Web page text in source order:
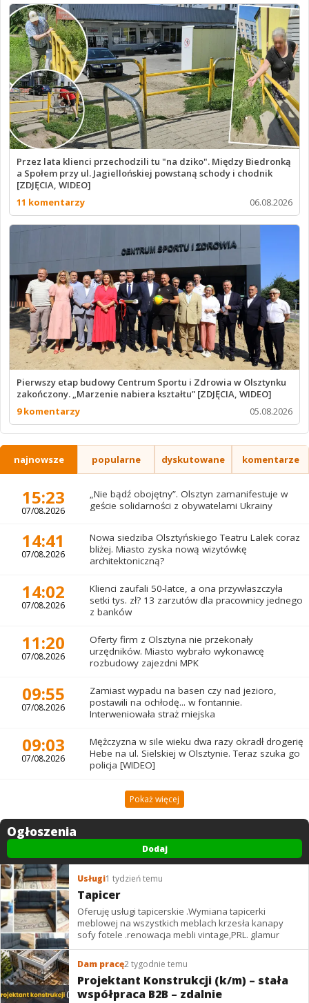
Przez lata klienci przechodzili tu "na dziko". Między Biedronką
a Społem przy ul. Jagiellońskiej powstaną schody i chodnik
[ZDJĘCIA, WIDEO]
11 komentarzy
06.08.2026
Pierwszy etap budowy Centrum Sportu i Zdrowia w Olsztynku
zakończony. „Marzenie nabiera kształtu” [ZDJĘCIA, WIDEO]
9 komentarzy
05.08.2026
najnowsze popularne dyskutowane komentarze
15:23
07/08.2026
„Nie bądź obojętny”. Olsztyn zamanifestuje w
geście solidarności z obywatelami Ukrainy
14:41
07/08.2026
Nowa siedziba Olsztyńskiego Teatru Lalek coraz
bliżej. Miasto zyska nową wizytówkę
architektoniczną?
14:02
07/08.2026
Klienci zaufali 50-latce, a ona przywłaszczyła
setki tys. zł? 13 zarzutów dla pracownicy jednego
z banków
11:20
07/08.2026
Oferty firm z Olsztyna nie przekonały
urzędników. Miasto wybrało wykonawcę
rozbudowy zajezdni MPK
09:55
07/08.2026
Zamiast wypadu na basen czy nad jezioro,
postawili na ochłodę... w fontannie.
Interweniowała straż miejska
09:03
07/08.2026
Mężczyzna w sile wieku dwa razy okradł drogerię
Hebe na ul. Sielskiej w Olsztynie. Teraz szuka go
policja [WIDEO]
Pokaż więcej
Ogłoszenia
Dodaj
Usługi1 tydzień temu
Tapicer
Oferuję usługi tapicerskie .Wymiana tapicerki
meblowej na wszystkich meblach krzesła kanapy
sofy fotele .renowacja mebli vintage,PRL. glamur
Dam pracę2 tygodnie temu
Projektant Konstrukcji (k/m) – stała
współpraca B2B – zdalnie